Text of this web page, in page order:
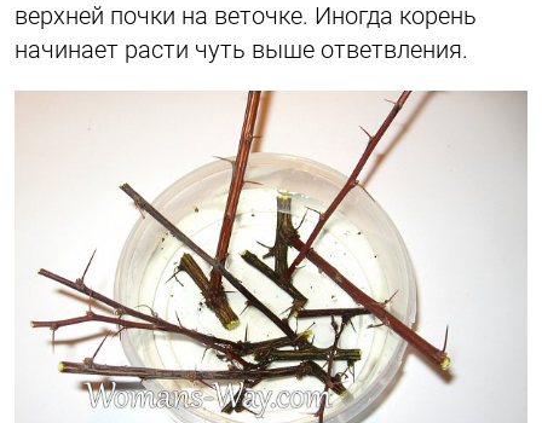
верхней почки на веточке. Иногда корень
начинает расти чуть выше ответвления.